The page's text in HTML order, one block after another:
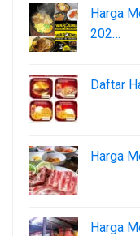
Harga
202…
Daftar
Harga
Harga